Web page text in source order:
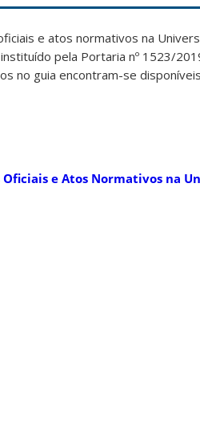
e atos normativos na
pela Portaria nº 1523/
no guia encontram-se
e Atos Normativos na